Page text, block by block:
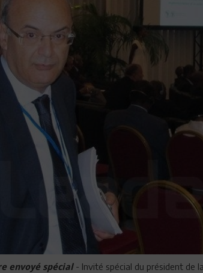
envoyé spécial - Invité spécial du président de